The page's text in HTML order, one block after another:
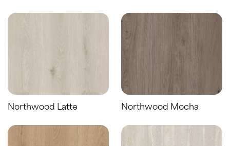
Northwood Latte Northwood Mocha